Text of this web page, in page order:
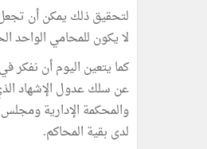
لتحقيق ذلك يمكن أن
لا يكون للمحامي الواحد
كما يتعين اليوم أن
عن سلك عدول الإشهاد
والمحكمة الإدارية
لدى بقية المحاكم.